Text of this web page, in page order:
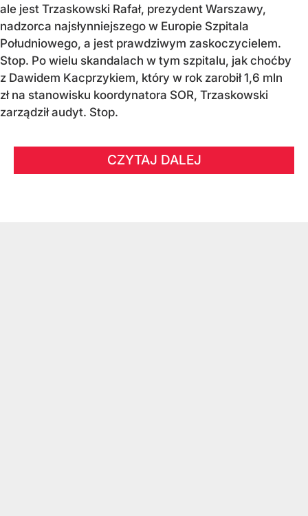
ale jest Trzaskowski Rafał, prezydent Warszawy,
nadzorca najsłynniejszego w Europie Szpitala
Południowego, a jest prawdziwym zaskoczycielem.
Stop. Po wielu skandalach w tym szpitalu, jak choćby
z Dawidem Kacprzykiem, który w rok zarobił 1,6 mln
zł na stanowisku koordynatora SOR, Trzaskowski
zarządził audyt. Stop.
CZYTAJ DALEJ